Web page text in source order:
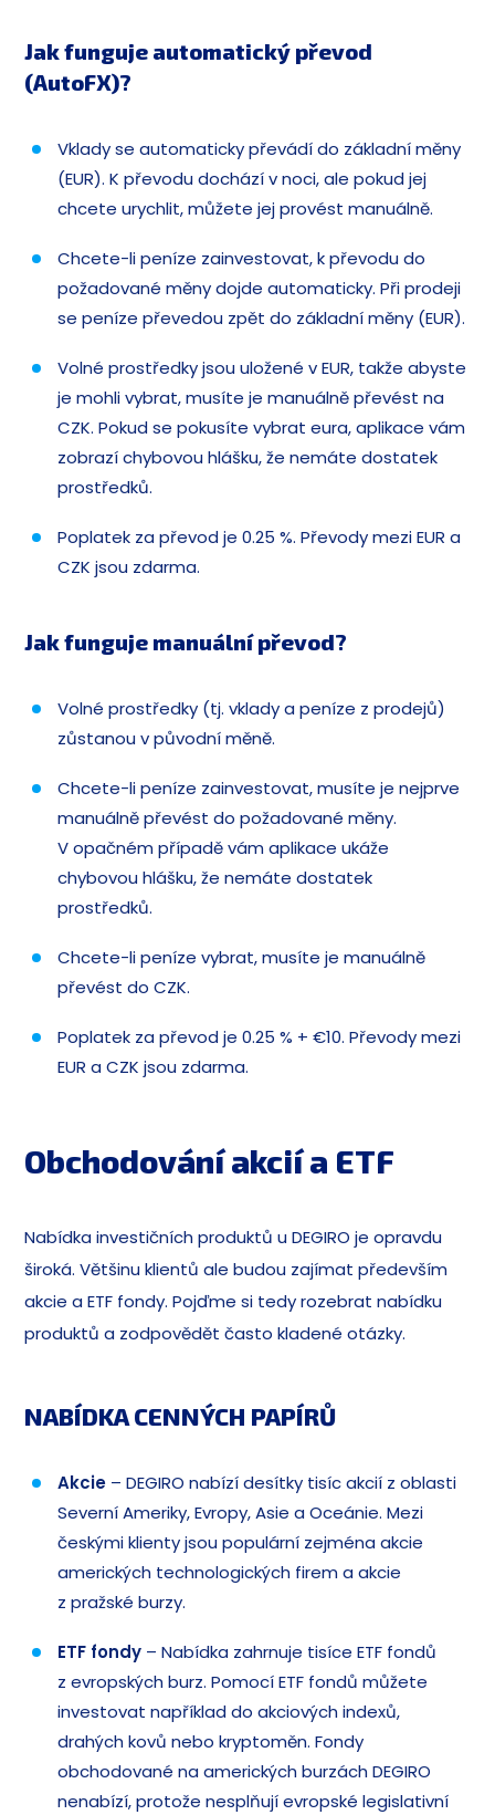
Jak funguje automatický převod
(AutoFX)?
Vklady se automaticky převádí do základní měny
(EUR). K převodu dochází v noci, ale pokud jej
chcete urychlit, můžete jej provést manuálně.
Chcete-li peníze zainvestovat, k převodu do
požadované měny dojde automaticky. Při prodeji
se peníze převedou zpět do základní měny (EUR).
Volné prostředky jsou uložené v EUR, takže abyste
je mohli vybrat, musíte je manuálně převést na
CZK. Pokud se pokusíte vybrat eura, aplikace vám
zobrazí chybovou hlášku, že nemáte dostatek
prostředků.
Poplatek za převod je 0.25 %. Převody mezi EUR a
CZK jsou zdarma.
Jak funguje manuální převod?
Volné prostředky (tj. vklady a peníze z prodejů)
zůstanou v původní měně.
Chcete-li peníze zainvestovat, musíte je nejprve
manuálně převést do požadované měny.
V opačném případě vám aplikace ukáže
chybovou hlášku, že nemáte dostatek
prostředků.
Chcete-li peníze vybrat, musíte je manuálně
převést do CZK.
Poplatek za převod je 0.25 % + €10. Převody mezi
EUR a CZK jsou zdarma.
Obchodování akcií a ETF
Nabídka investičních produktů u DEGIRO je opravdu
široká. Většinu klientů ale budou zajímat především
akcie a ETF fondy. Pojďme si tedy rozebrat nabídku
produktů a zodpovědět často kladené otázky.
NABÍDKA CENNÝCH PAPÍRŮ
Akcie – DEGIRO nabízí desítky tisíc akcií z oblasti
Severní Ameriky, Evropy, Asie a Oceánie. Mezi
českými klienty jsou populární zejména akcie
amerických technologických firem a akcie
z pražské burzy.
ETF fondy – Nabídka zahrnuje tisíce ETF fondů
z evropských burz. Pomocí ETF fondů můžete
investovat například do akciových indexů,
drahých kovů nebo kryptoměn. Fondy
obchodované na amerických burzách DEGIRO
nenabízí, protože nesplňují evropské legislativní